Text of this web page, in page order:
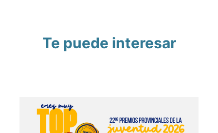
Te puede interesar